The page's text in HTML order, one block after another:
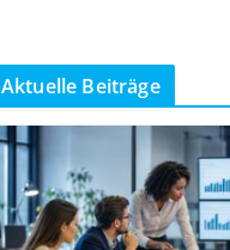
Aktuelle Beiträge